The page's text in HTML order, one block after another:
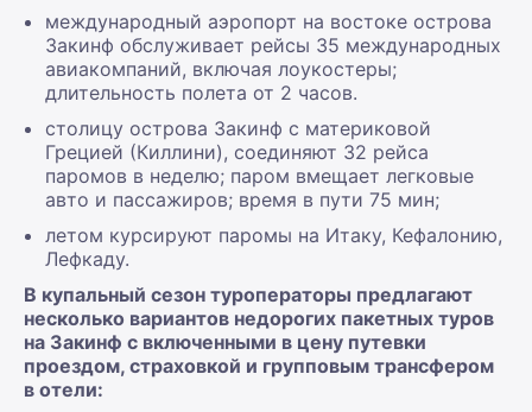
международный аэропорт на востоке острова
Закинф обслуживает рейсы 35 международных
авиакомпаний, включая лоукостеры;
длительность полета от 2 часов.
столицу острова Закинф с материковой
Грецией (Киллини), соединяют 32 рейса
паромов в неделю; паром вмещает легковые
авто и пассажиров; время в пути 75 мин;
летом курсируют паромы на Итаку, Кефалонию,
Лефкаду.
В купальный сезон туроператоры предлагают
несколько вариантов недорогих пакетных туров
на Закинф с включенными в цену путевки
проездом, страховкой и групповым трансфером
в отели: